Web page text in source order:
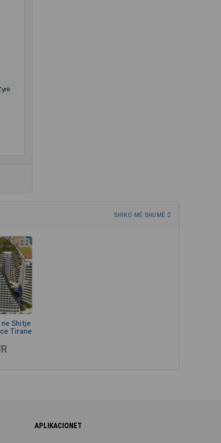
SHIKO MË SHUMË
2
Shitje
Tirane
APLIKACIONET